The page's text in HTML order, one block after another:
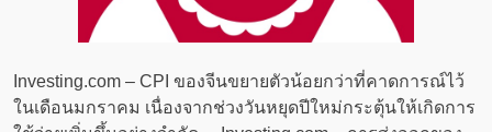
Investing.com – CPI ของจีนขยายตัวน้อยกว่าที่คาดการณ์ไว้
ในเดือนมกราคม เนื่องจากช่วงวันหยุดปีใหม่กระตุ้นให้เกิดการ